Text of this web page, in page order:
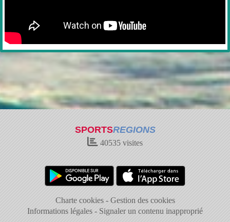
SPORTSREGIONS
40535 visites
Charte cookies
Gestion des cookies
Informations légales
Signaler un contenu inapproprié